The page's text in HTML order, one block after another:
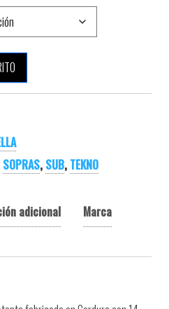
cantidad
SOPRAS, SUB, TEKNO
adicional
Marca